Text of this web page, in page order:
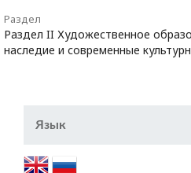
Раздел
Раздел II Художественное
наследие и современные
Язык